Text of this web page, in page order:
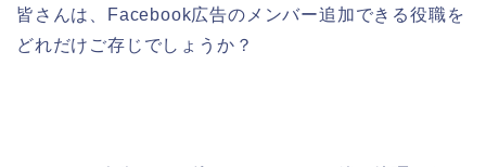
皆さんは、Facebook広告のメンバー追加できる役職を
どれだけご存じでしょうか？